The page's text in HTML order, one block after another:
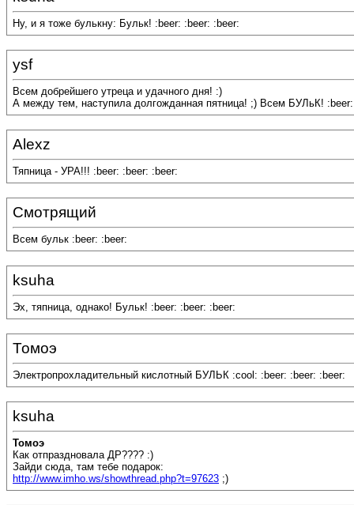
Ну, и я тоже булькну: Бульк! :beer: :beer: :beer:
ysf
Всем добрейшего утреца и удачного дня! :)
А между тем, наступила долгожданная пятница! ;) Всем БУЛьК! :beer:
Alexz
Тяпница - УРА!!! :beer: :beer: :beer:
Смотрящий
Всем бульк :beer: :beer:
ksuha
Эх, тяпница, однако! Бульк! :beer: :beer: :beer:
Томоэ
Электропрохладительный кислотный БУЛЬК :cool: :beer: :beer: :beer:
ksuha
Томоэ
Как отпраздновала ДР???? :)
Зайди сюда, там тебе подарок:
http://www.imho.ws/showthread.php?t=97623 ;)